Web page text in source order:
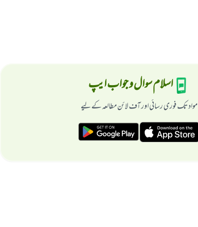
اسلام سوال و جواب ایپ
مواد تک فوری رسائی اور آف لائن مطالعہ کے لیے